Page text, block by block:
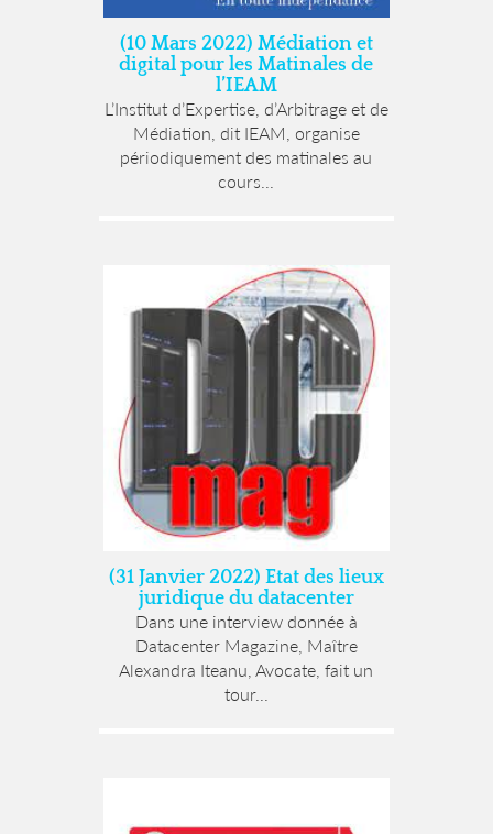
(10 Mars 2022) Médiation et
digital pour les Matinales de
l’IEAM
L’Institut d’Expertise, d’Arbitrage et de
Médiation, dit IEAM, organise
périodiquement des matinales au
cours...
(31 Janvier 2022) Etat des lieux
juridique du datacenter
Dans une interview donnée à
Datacenter Magazine, Maître
Alexandra Iteanu, Avocate, fait un
tour...